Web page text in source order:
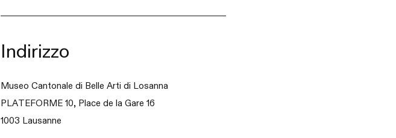
Indirizzo
Museo Cantonale di Belle Arti di Losanna
PLATEFORME 10, Place de la Gare 16
1003 Lausanne